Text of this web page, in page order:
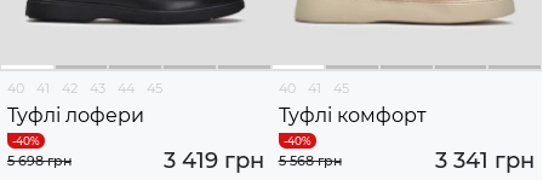
40 41 42 43 44 45
Туфлі лофери
3 419 грн
5 698 грн
40 41 45
Туфлі комфорт
3 341 грн
5 568 грн